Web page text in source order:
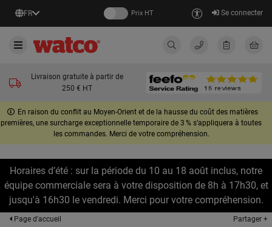
FR Prix HT Se connecter
Livraison gratuite à partir de
250 € HT
En raison du conflit au Moyen-Orient et de la hausse du coût des matières
premières, une surcharge exceptionnelle temporaire de 3 % s’appliquera à toutes
les commandes. Merci de votre compréhension.
Horaires d’été : sur la période du 10 au 18 août inclus, notre
équipe commerciale sera à votre disposition de 8h à 17h30, et
jusqu'à 16h30 le vendredi. Merci pour votre compréhension.
Page d'accueil Partager +